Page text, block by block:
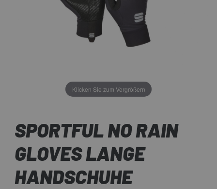
Klicken Sie zum Vergrößern
SPORTFUL NO RAIN
GLOVES LANGE
HANDSCHUHE